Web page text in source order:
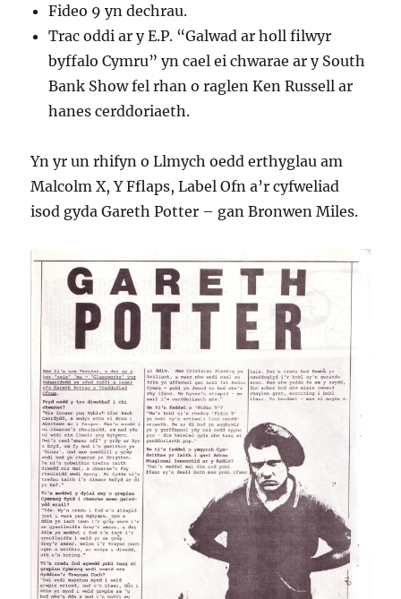
Fideo 9 yn dechrau.
Trac oddi ar y E.P. “Galwad ar holl filwyr
byffalo Cymru” yn cael ei chwarae ar y South
Bank Show fel rhan o raglen Ken Russell ar
hanes cerddoriaeth.
Yn yr un rhifyn o Llmych oedd erthyglau am
Malcolm X, Y Fflaps, Label Ofn a’r cyfweliad
isod gyda Gareth Potter – gan Bronwen Miles.